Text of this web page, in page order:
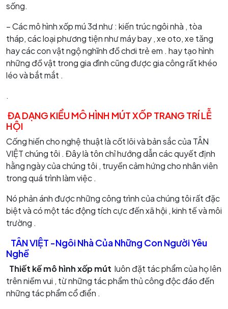
sống.
– Các mô hình xốp mú 3d như : kiến trúc ngôi nhà , tòa
tháp, các loại phương tiện như máy bay , xe oto, xe tăng
hay các con vật ngộ nghĩnh đồ chơi trẻ em . hay tạo hình
những đồ vật trong gia đình cũng được gia công rất khéo
léo và bắt mắt .
.
ĐA DẠNG KIỂU MÔ HÌNH MÚT XỐP TRANG TRÍ LỄ
HỘI
Cống hiến cho nghệ thuật là cốt lõi và bản sắc của TÂN
VIỆT chúng tôi . Đây là tôn chỉ hướng dẫn các quyết định
hằng ngày của chúng tôi , truyền cảm hứng cho nhân viên
trong quá trình làm việc .
Nó phản ánh được những công trình của chúng tôi rất đặc
biệt và có một tác động tích cực đến xã hội , kinh tế và môi
trường .
TÂN VIỆT -Ngôi Nhà Của Những Con Người Yêu
Nghề
Thiết kế mô hình xốp mút luôn đặt tác phẩm của họ lên
trên niềm vui , từ những tác phẩm thủ công độc đáo đến
những tác phẩm cổ điển .